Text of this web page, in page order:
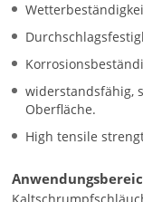
widerstandsfähig,
Oberfläche.
High tensile